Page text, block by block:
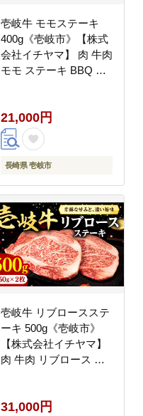
壱岐牛 モモステーキ
400g《壱岐市》【株式
会社イチヤマ】 肉 牛肉
モモ ステーキ BBQ 焼
21,000円
長崎県 壱岐市
壱岐牛 リブロースステ
ーキ 500g《壱岐市》
【株式会社イチヤマ】
肉 牛肉 リブロース ス
円
31,000円